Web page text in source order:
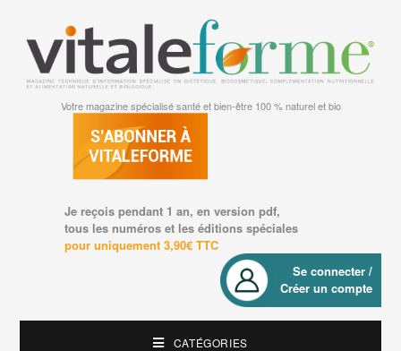
Votre magazine spécialisé santé et bien-être 100 % naturel et bio
Je reçois pendant 1 an, en version pdf,
tous les numéros et les éditions spéciales
pour uniquement 3,90€ TTC
Se connecter /
Créer un compte
CATÉGORIES